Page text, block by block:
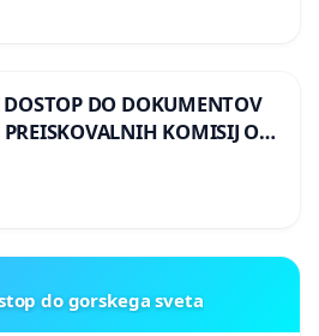
DO DOKUMENTOV
KOMISIJ O
OROŽJEM
do gorskega sveta